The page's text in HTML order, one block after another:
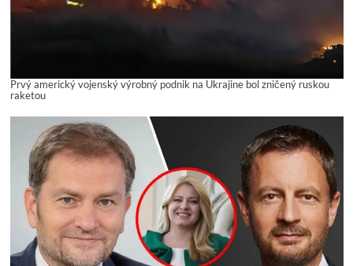
Prvý americký vojenský výrobný podnik na Ukrajine bol zničený ruskou
raketou